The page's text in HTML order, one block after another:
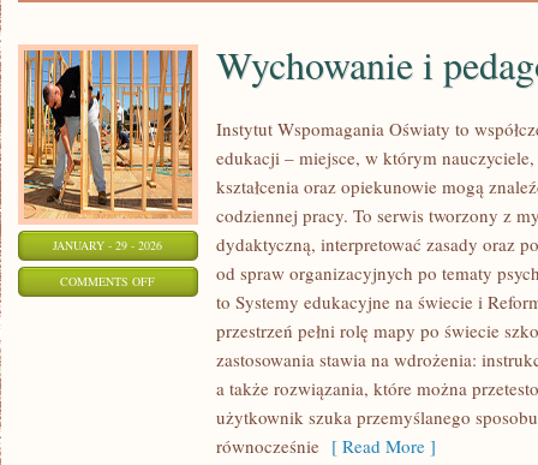
JANUARY - 29 - 2026
COMMENTS OFFON
WYCHOWANIE
PEDAGOGIKA
Wychowanie i
Instytut Wspomagania Oświaty to
edukacji – miejsce, w którym
kształcenia oraz opiekunowie mogą
codziennej pracy. To serwis tworzony z
dydaktyczną, interpretować zasady oraz
od spraw organizacyjnych po tematy
to Systemy edukacyjne na świecie i
przestrzeń pełni rolę mapy po świecie
zastosowania stawia na wdrożenia:
a także rozwiązania, które można
użytkownik szuka przemyślanego
równocześnie [ Read More ]